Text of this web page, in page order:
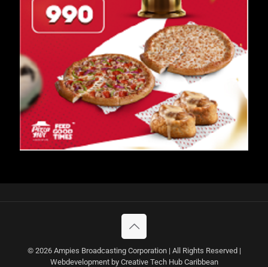
© 2026 Ampies Broadcasting Corporation | All Rights Reserved |
Webdevelopment by Creative Tech Hub Caribbean